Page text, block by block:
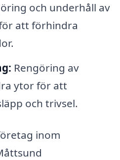
och underhåll av
att förhindra
Rengöring av
ytor för att
och trivsel.
inom